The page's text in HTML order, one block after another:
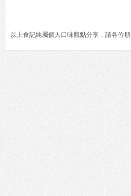
以上食記純屬個人口味觀點分享，請各位